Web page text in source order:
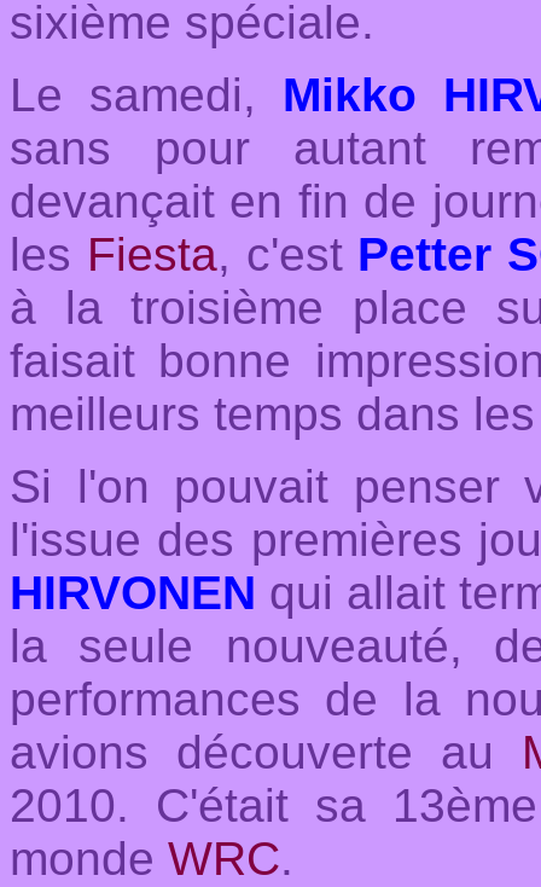
sixième spéciale.
Le samedi, Mikko
sans pour autant
devançait en fin de
les Fiesta, c'est Petter
à la troisième place
faisait bonne
meilleurs temps dans
Si l'on pouvait penser
l'issue des premières
HIRVONEN qui allait
la seule nouveauté,
performances de la
avions découverte au
2010. C'était sa
monde WRC.